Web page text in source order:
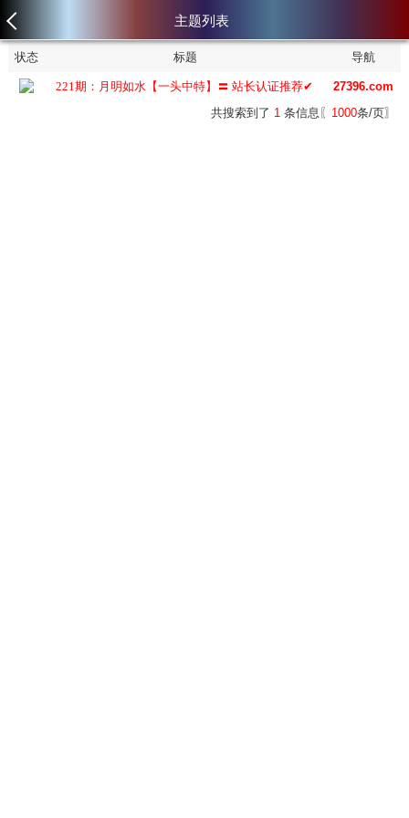
主题列表
状态 标题 导航
221期：月明如水【一头中特】〓 站长认证推荐✔
27396.com
共搜索到了 1 条信息〖 1000条/页〗